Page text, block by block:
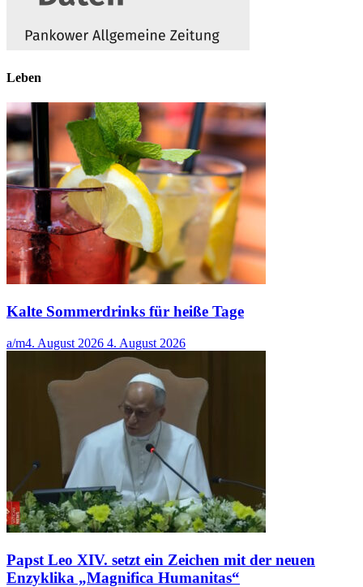
Leben
Kalte Sommerdrinks für heiße Tage
a/m4. August 2026 4. August 2026
Papst Leo XIV. setzt ein Zeichen mit der neuen
Enzyklika „Magnifica Humanitas“